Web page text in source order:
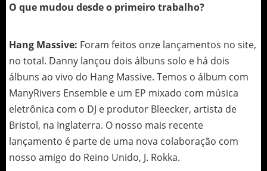
O que mudou desde o primeiro trabalho?
Hang Massive: Foram feitos onze lançamentos no site,
no total. Danny lançou dois álbuns solo e há dois
álbuns ao vivo do Hang Massive. Temos o álbum com
ManyRivers Ensemble e um EP mixado com música
eletrônica com o DJ e produtor Bleecker, artista de
Bristol, na Inglaterra. O nosso mais recente
lançamento é parte de uma nova colaboração com
nosso amigo do Reino Unido, J. Rokka.